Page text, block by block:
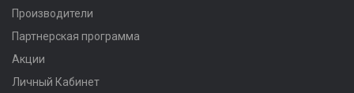
Производители
Партнерская программа
Акции
Личный Кабинет